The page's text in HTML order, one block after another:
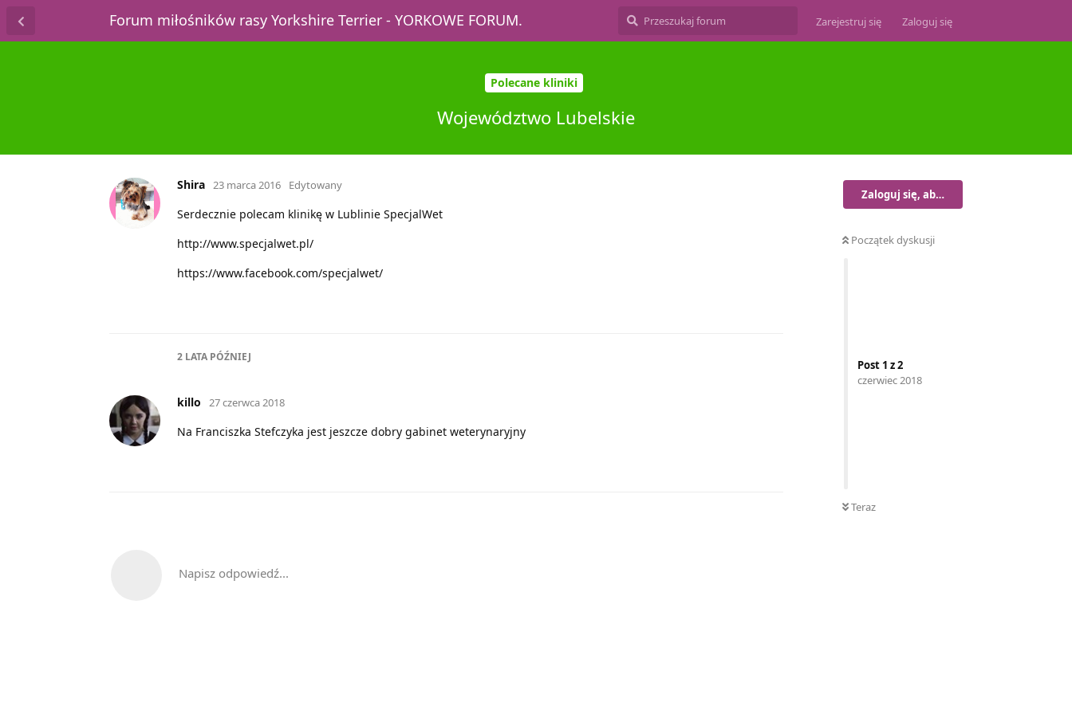
Forum miłośników rasy Yorkshire Terrier - YORKOWE FORUM. Zarejestruj się Zaloguj się
Polecane kliniki
Województwo Lubelskie
Zaloguj się, aby odpisać
Początek dyskusji
Post 1 z2
czerwiec 2018
Teraz
Shira 23 marca 2016 Edytowany
Serdecznie polecam klinikę w Lublinie SpecjalWet
http://www.specjalwet.pl/
https://www.facebook.com/specjalwet/
2 LATA PÓŹNIEJ
killo 27 czerwca 2018
Na Franciszka Stefczyka jest jeszcze dobry gabinet weterynaryjny
Napisz odpowiedź...